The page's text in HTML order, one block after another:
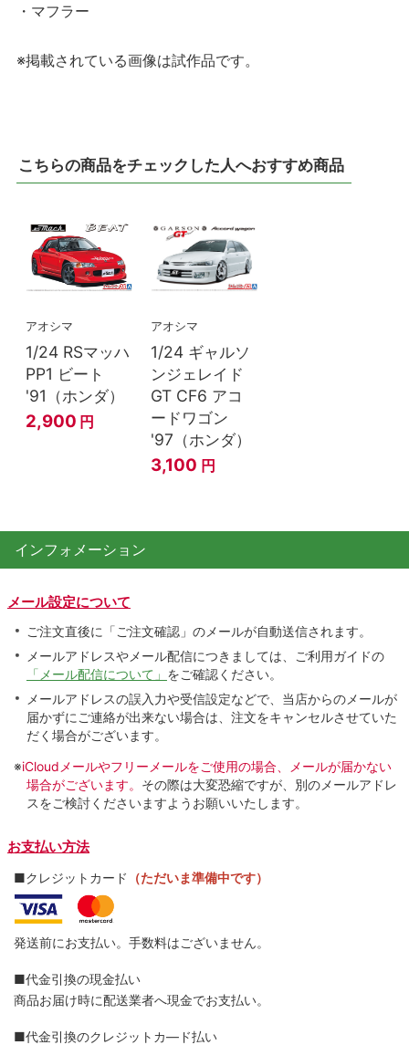
・マフラー
※掲載されている画像は試作品です。
こちらの商品をチェックした人へおすすめ商品
アオシマ
1/24 RSマッハ
PP1 ビート
'91（ホンダ）
2,900 円
アオシマ
1/24 ギャルソ
ンジェレイド
GT CF6 アコ
ードワゴン
'97（ホンダ）
3,100 円
インフォメーション
メール設定について
ご注文直後に「ご注文確認」のメールが自動送信されます。
メールアドレスやメール配信につきましては、ご利用ガイドの
「メール配信について」 をご確認ください。
メールアドレスの誤入力や受信設定などで、当店からのメールが
届かずにご連絡が出来ない場合は、注文をキャンセルさせていた
だく場合がございます。
※iCloudメールやフリーメールをご使用の場合、メールが届かない
場合がございます。 その際は大変恐縮ですが、別のメールアドレ
スをご検討くださいますようお願いいたします。
お支払い方法
■クレジットカード （ただいま準備中です）
発送前にお支払い。手数料はございません。
■代金引換の現金払い
商品お届け時に配送業者へ現金でお支払い。
■代金引換のクレジットカ―ド払い